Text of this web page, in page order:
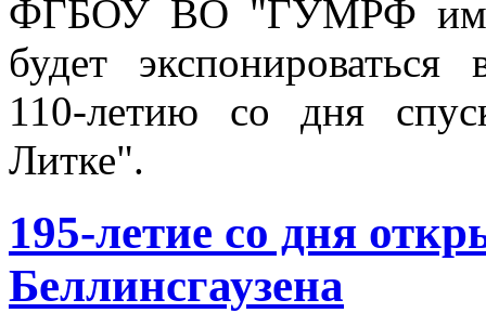
ФГБОУ ВО "ГУМРФ
будет
110-летию со дня
Литке".
195-летие со дня
Беллинсгаузена